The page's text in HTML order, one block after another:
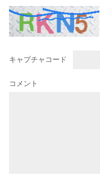
キャプチャコード
コメント